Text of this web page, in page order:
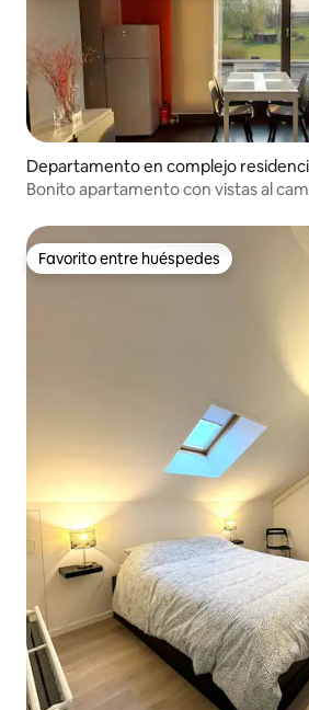
Departamento en complejo
ngeren
Bonito apartamento con vistas al
Favorito entre huéspedes
Favorito entre huéspedes